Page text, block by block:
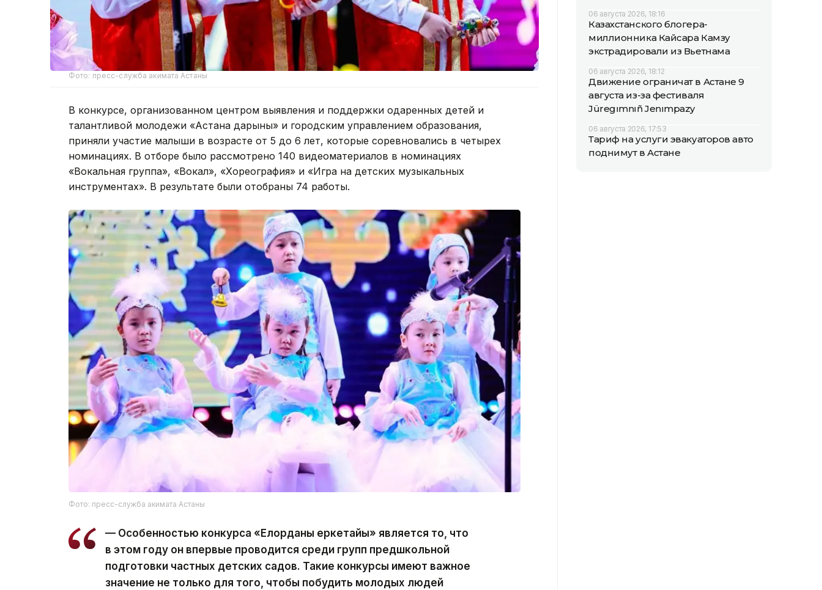
Фото: пресс-служба акимата Астаны
В конкурсе, организованном центром выявления и поддержки одаренных детей и
талантливой молодежи «Астана дарыны» и городским управлением образования,
приняли участие малыши в возрасте от 5 до 6 лет, которые соревновались в четырех
номинациях. В отборе было рассмотрено 140 видеоматериалов в номинациях
«Вокальная группа», «Вокал», «Хореография» и «Игра на детских музыкальных
инструментах». В результате были отобраны 74 работы.
Фото: пресс-служба акимата Астаны
— Особенностью конкурса «Елорданың еркетайы» является то, что
в этом году он впервые проводится среди групп предшкольной
подготовки частных детских садов. Такие конкурсы имеют важное
значение не только для того, чтобы побудить молодых людей
06 августа 2026, 18:16
Казахстанского блогера-
миллионника Кайсара Камзу
экстрадировали из Вьетнама
06 августа 2026, 18:12
Движение ограничат в Астане 9
августа из-за фестиваля
Jüregımnıñ Jenımpazy
06 августа 2026, 17:53
Тариф на услуги эвакуаторов авто
поднимут в Астане